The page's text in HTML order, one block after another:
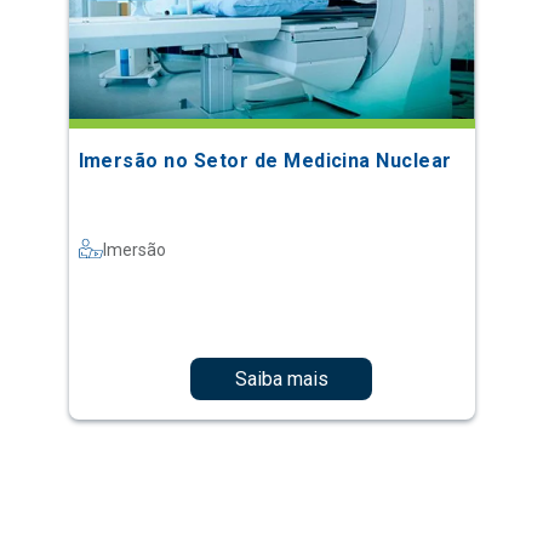
Imersão no Setor de Medicina Nuclear
Imersão
Saiba mais